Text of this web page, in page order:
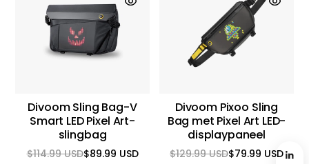
Divoom Sling Bag-V
Smart LED Pixel Art-
slingbag
$89.99 USD
Reguliere
$114.99 USDAanbiedingsprijs
Divoom Pixoo Sling
Bag met Pixel Art LED-
displaypaneel
$79.99 USD
Reguliere
$129.99 USDAanbiedingsprijs